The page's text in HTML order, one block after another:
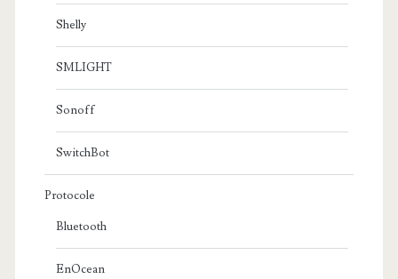
Shelly
SMLIGHT
Sonoff
SwitchBot
Protocole
Bluetooth
EnOcean